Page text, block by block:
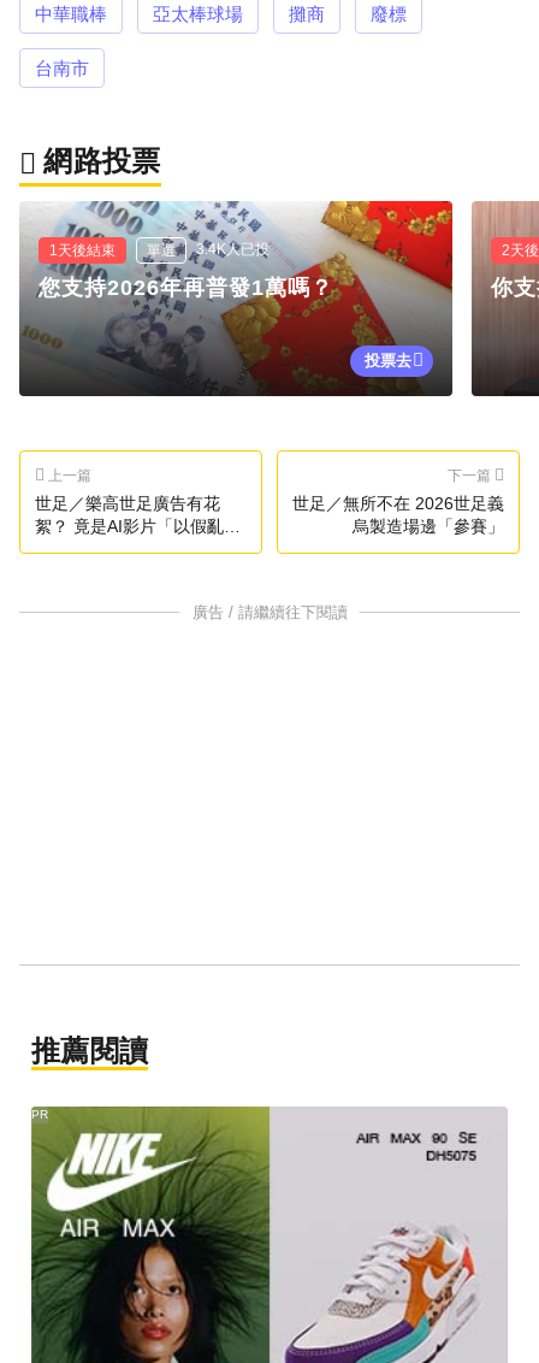
中華職棒 亞太棒球場 攤商 廢標
台南市
網路投票
1天後結束 單選 3.4K人已投
您支持2026年再普發1萬嗎？
投票去
2天
你
上一篇
世足／樂高世足廣告有花
絮？ 竟是AI影片「以假亂
真」
下一篇
世足／無所不在 2026世足義
烏製造場邊「參賽」
廣告 / 請繼續往下閱讀
推薦閱讀
PR